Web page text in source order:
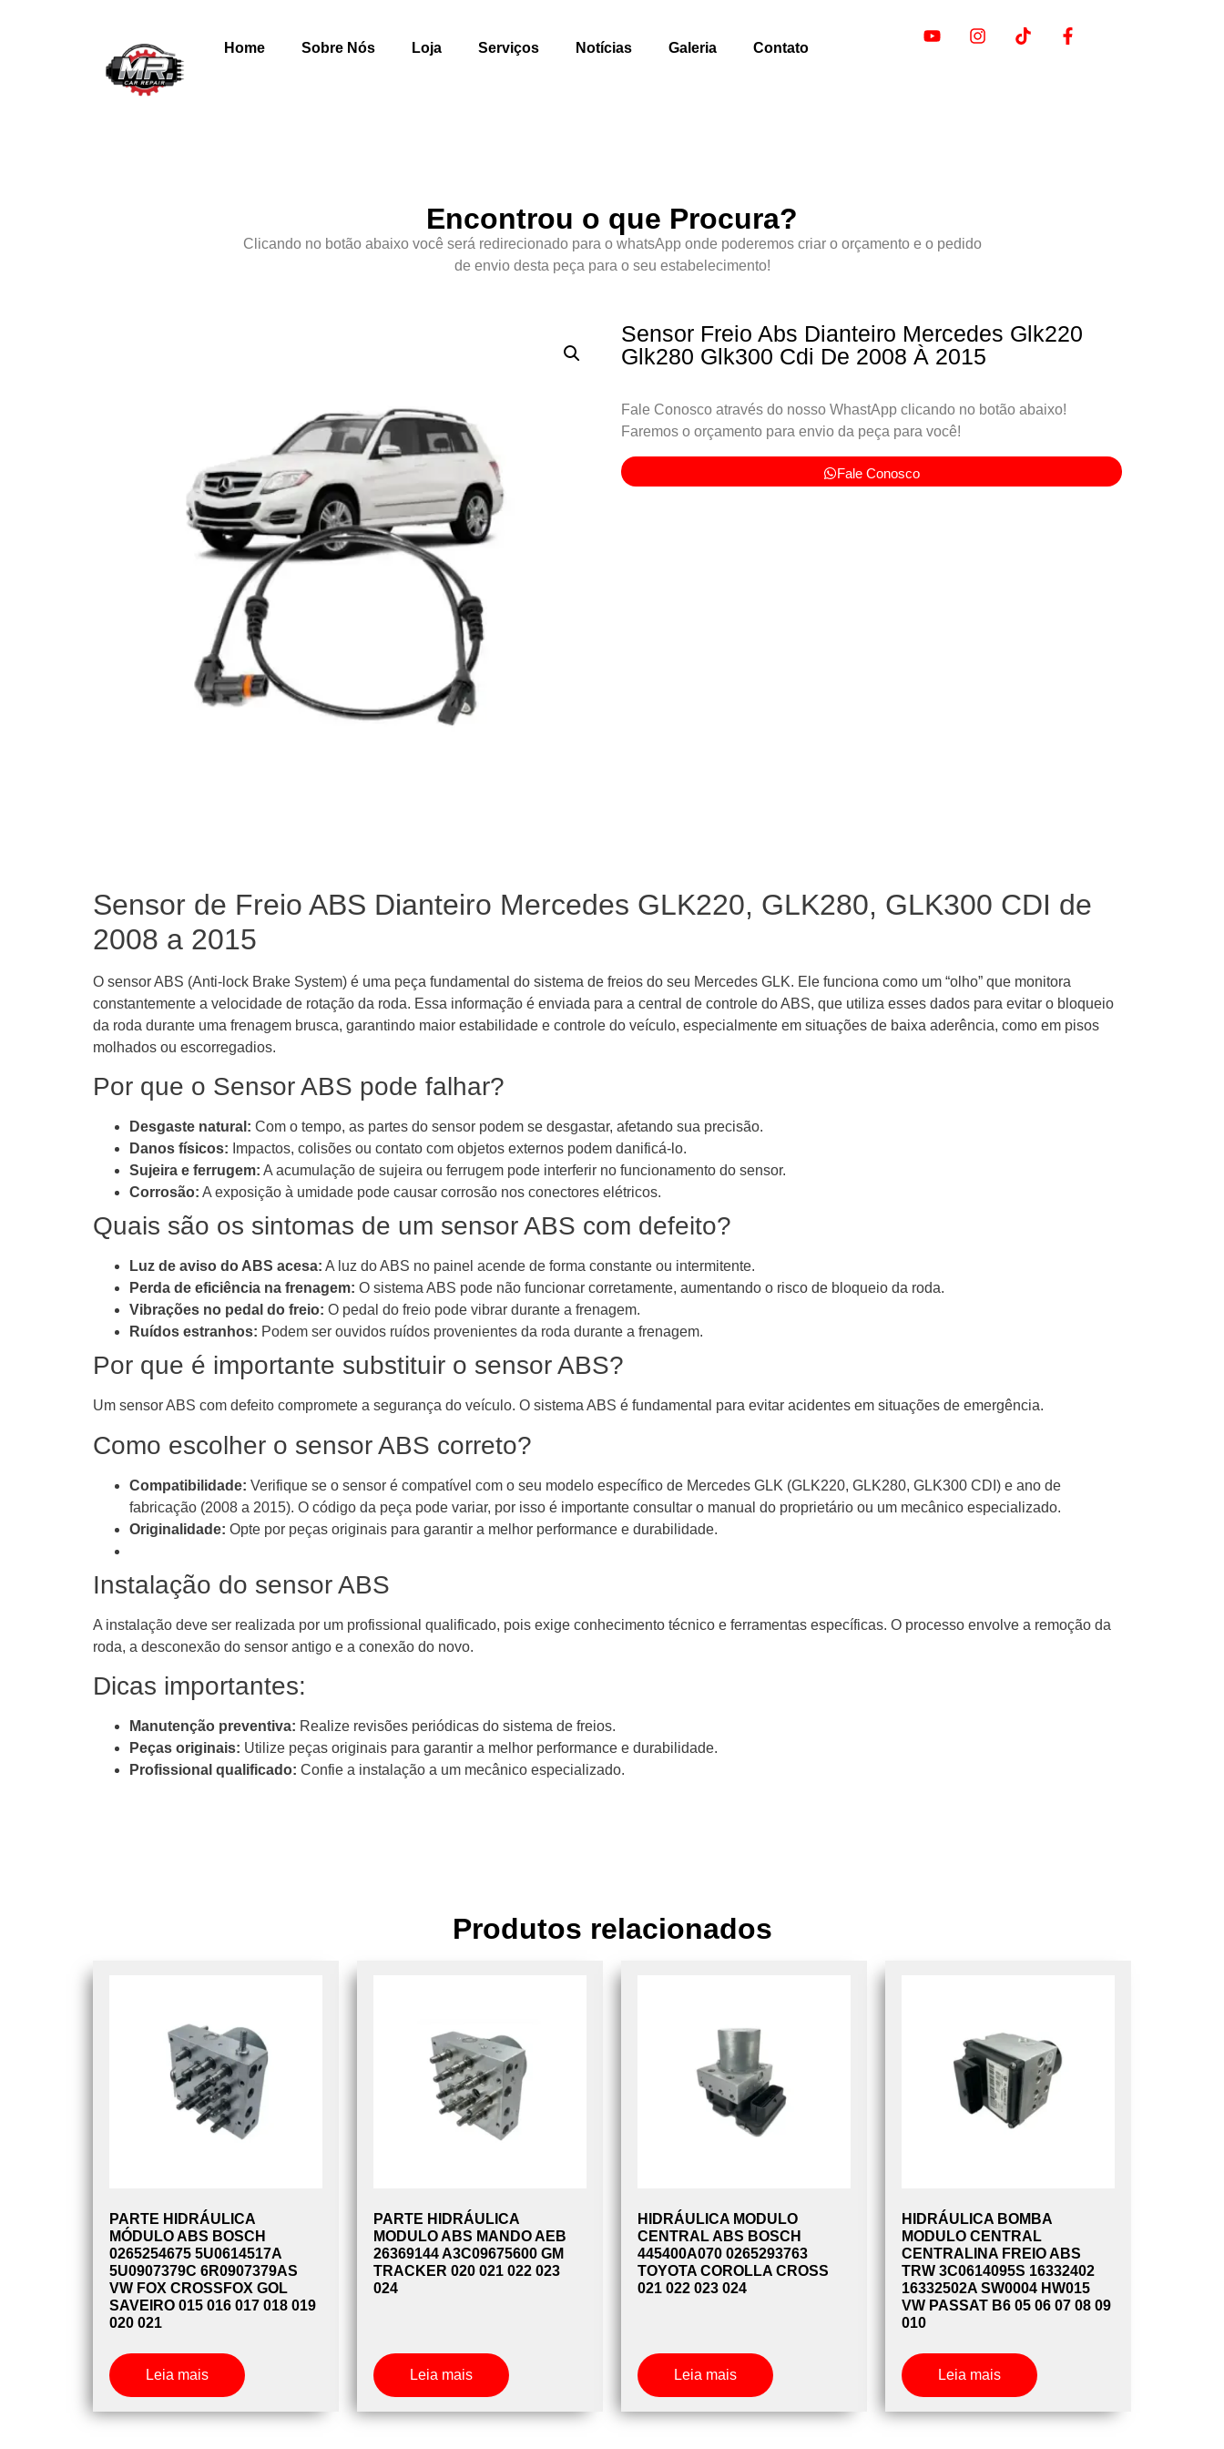
Home Sobre Nós Loja Serviços Notícias Galeria Contato
Encontrou o que Procura?
Clicando no botão abaixo você será redirecionado para o whatsApp onde poderemos criar o orçamento e o pedido
de envio desta peça para o seu estabelecimento!
Sensor Freio Abs Dianteiro Mercedes Glk220
Glk280 Glk300 Cdi De 2008 À 2015
Fale Conosco através do nosso WhastApp clicando no botão abaixo!
Faremos o orçamento para envio da peça para você!
Fale Conosco
Sensor de Freio ABS Dianteiro Mercedes GLK220, GLK280, GLK300 CDI de
2008 a 2015
O sensor ABS (Anti-lock Brake System) é uma peça fundamental do sistema de freios do seu Mercedes GLK. Ele funciona como um “olho” que monitora
constantemente a velocidade de rotação da roda. Essa informação é enviada para a central de controle do ABS, que utiliza esses dados para evitar o bloqueio
da roda durante uma frenagem brusca, garantindo maior estabilidade e controle do veículo, especialmente em situações de baixa aderência, como em pisos
molhados ou escorregadios.
Por que o Sensor ABS pode falhar?
Desgaste natural: Com o tempo, as partes do sensor podem se desgastar, afetando sua precisão.
Danos físicos: Impactos, colisões ou contato com objetos externos podem danificá-lo.
Sujeira e ferrugem: A acumulação de sujeira ou ferrugem pode interferir no funcionamento do sensor.
Corrosão: A exposição à umidade pode causar corrosão nos conectores elétricos.
Quais são os sintomas de um sensor ABS com defeito?
Luz de aviso do ABS acesa: A luz do ABS no painel acende de forma constante ou intermitente.
Perda de eficiência na frenagem: O sistema ABS pode não funcionar corretamente, aumentando o risco de bloqueio da roda.
Vibrações no pedal do freio: O pedal do freio pode vibrar durante a frenagem.
Ruídos estranhos: Podem ser ouvidos ruídos provenientes da roda durante a frenagem.
Por que é importante substituir o sensor ABS?
Um sensor ABS com defeito compromete a segurança do veículo. O sistema ABS é fundamental para evitar acidentes em situações de emergência.
Como escolher o sensor ABS correto?
Compatibilidade: Verifique se o sensor é compatível com o seu modelo específico de Mercedes GLK (GLK220, GLK280, GLK300 CDI) e ano de
fabricação (2008 a 2015). O código da peça pode variar, por isso é importante consultar o manual do proprietário ou um mecânico especializado.
Originalidade: Opte por peças originais para garantir a melhor performance e durabilidade.
Instalação do sensor ABS
A instalação deve ser realizada por um profissional qualificado, pois exige conhecimento técnico e ferramentas específicas. O processo envolve a remoção da
roda, a desconexão do sensor antigo e a conexão do novo.
Dicas importantes:
Manutenção preventiva: Realize revisões periódicas do sistema de freios.
Peças originais: Utilize peças originais para garantir a melhor performance e durabilidade.
Profissional qualificado: Confie a instalação a um mecânico especializado.
Produtos relacionados
PARTE HIDRÁULICA
MÓDULO ABS BOSCH
0265254675 5U0614517A
5U0907379C 6R0907379AS
VW FOX CROSSFOX GOL
SAVEIRO 015 016 017 018 019
020 021
Leia mais
PARTE HIDRÁULICA
MODULO ABS MANDO AEB
26369144 A3C09675600 GM
TRACKER 020 021 022 023
024
Leia mais
HIDRÁULICA MODULO
CENTRAL ABS BOSCH
445400A070 0265293763
TOYOTA COROLLA CROSS
021 022 023 024
Leia mais
HIDRÁULICA BOMBA
MODULO CENTRAL
CENTRALINA FREIO ABS
TRW 3C0614095S 16332402
16332502A SW0004 HW015
VW PASSAT B6 05 06 07 08 09
010
Leia mais